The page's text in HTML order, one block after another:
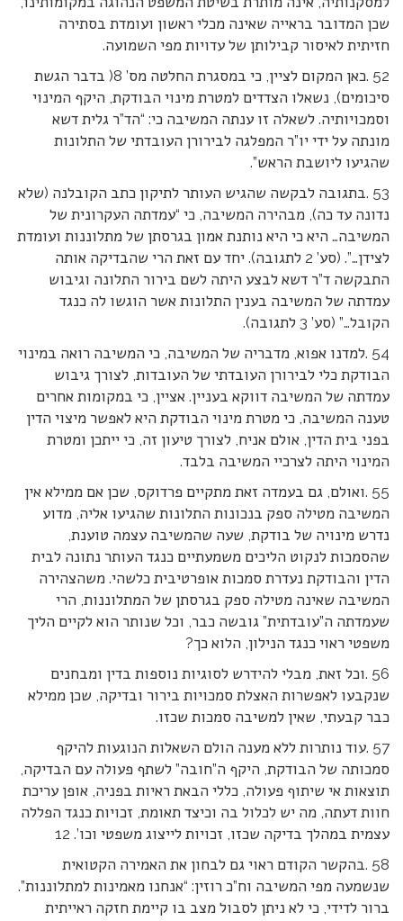
שכן המדובר בראייה שאינה מכלי ראשון ועומדת בסתירה
חזיתית לאיסור קבילותן של עדויות מפי השמועה.
52 .כאן המקום לציין, כי במסגרת החלטה מס’ 8( בדבר הגשת
סיכומים), נשאלו הצדדים למטרת מינוי הבודקת, היקף המינוי
וסמכויותיה. לשאלה זו ענתה המשיבה כי: “הד”ר גלית דשא
מונתה על ידי יו”ר המפלגה לבירורן העובדתי של התלונות
שהגיעו ליושבת הראש”.
53 .בתגובה לבקשה שהגיש העותר לתיקון כתב הקובלנה (שלא
נדונה עד כה), מבהירה המשיבה, כי “עמדתה העקרונית של
המשיבה… היא כי היא נותנת אמון בגרסתן של מתלוננות ועומדת
לצידן…”. (סע’ 2 לתגובה). יחד עם זאת הרי שהבדיקה אותה
התבקשה ד”ר דשא לבצע היתה לשם בירור התלונה וגיבוש
עמדתה של המשיבה בענין התלונות אשר הוגשו לה כנגד
הקובל…” (סע’ 3 לתגובה).
54 .למדנו אפוא, מדבריה של המשיבה, כי המשיבה רואה במינוי
הבודקת כלי לבירורן העובדתי של העובדות, לצורך גיבוש
עמדתה של המשיבה דווקא בעניין. אציין, כי במקומות אחרים
טענה המשיבה, כי מטרת מינוי הבודקת היא לאפשר מיצוי הדין
בפני בית הדין, אולם אניח, לצורך טיעון זה, כי ייתכן ומטרת
המינוי היתה לצרכיי המשיבה בלבד.
55 .ואולם, גם בעמדה זאת מתקיים פרדוקס, שכן אם ממילא אין
המשיבה מטילה ספק בנכונות התלונות שהגיעו אליה, מדוע
נדרש מינויה של בודקת, שעה שהמשיבה עצמה טוענת,
שהסמכות לנקוט הליכים משמעתיים כנגד העותר נתונה לבית
הדין והבודקת נעדרת סמכות אופרטיבית כלשהי. משהצהירה
המשיבה שאינה מטילה ספק בגרסתן של המתלוננות, הרי
שעמדתה ה”עובדתית” גובשה כבר, וכל שנותר הוא לקיים הליך
משפטי ראוי כנגד הנילון, הלוא כך?
56 .וכל זאת, מבלי להידרש לסוגיות נוספות בדין ומבחנים
שנקבעו לאפשרות האצלת סמכויות בירור ובדיקה, שכן ממילא
כבר קבעתי, שאין למשיבה סמכות שכזו.
57 .עוד נותרות ללא מענה הולם השאלות הנוגעות להיקף
סמכותה של הבודקת, היקף ה”חובה” לשתף פעולה עם הבדיקה,
תוצאות אי שיתוף פעולה, כללי הבאת ראיות בפניה, אופן עריכת
חוות דעתה, מה יש לכלול בה וכיצד תאומת, זכויות כנגד הפללה
עצמית במהלך בדיקה שכזו, זכויות לייצוג משפטי וכו’. 12
58 .בהקשר הקודם ראוי גם לבחון את האמירה הקטואית
שנשמעה מפי המשיבה וח”כ רוזין: “אנחנו מאמינות למתלוננות”.
ברור לדידי, כי לא ניתן לסבול מצב בו קיימת חזקה ראייתית